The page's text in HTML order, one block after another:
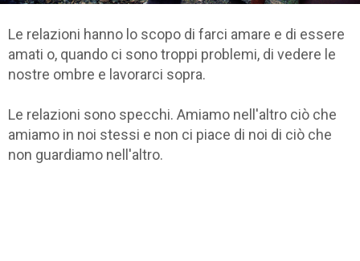
Le relazioni hanno lo scopo di farci amare e di essere
amati o, quando ci sono troppi problemi, di vedere le
nostre ombre e lavorarci sopra.
Le relazioni sono specchi. Amiamo nell'altro ciò che
amiamo in noi stessi e non ci piace di noi di ciò che
non guardiamo nell'altro.